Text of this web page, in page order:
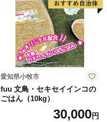
愛知県小牧市
fuu 文鳥・セキセイインコの
ごはん（10kg）
30,000円